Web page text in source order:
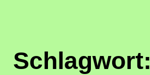
Schlagwort: